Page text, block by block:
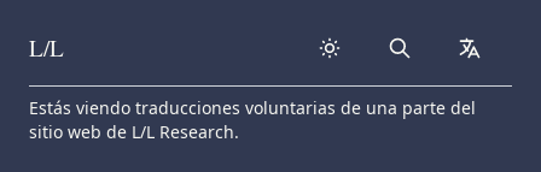
Skip to content
L/L Search
Estás viendo traducciones voluntarias de una parte del
sitio web de L/L Research.